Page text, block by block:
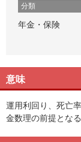
分類
年金・保険
意味
運用利回り、死亡
金数理の前提となる